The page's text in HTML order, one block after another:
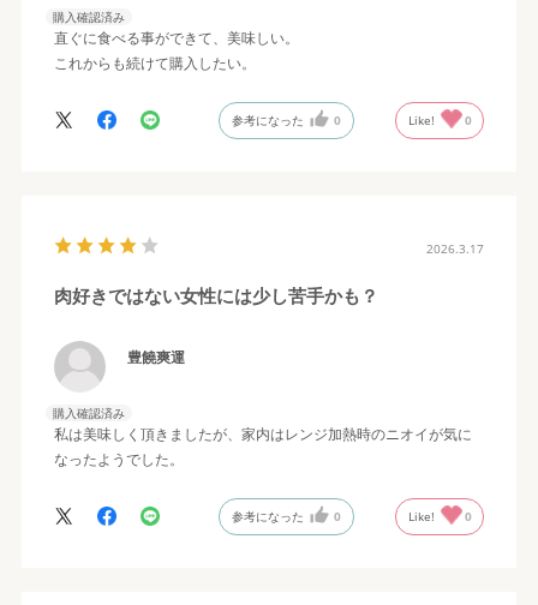
購入確認済み
直ぐに食べる事ができて、美味しい。
これからも続けて購入したい。
参考になった 0 Like! 0
2026.3.17
肉好きではない女性には少し苦手かも？
豊饒爽運
購入確認済み
私は美味しく頂きましたが、家内はレンジ加熱時のニオイが気に
なったようでした。
参考になった 0 Like! 0